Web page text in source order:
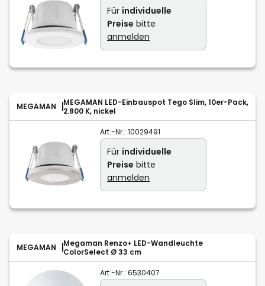
Für individuelle
Preise bitte
anmelden
MEGAMAN
MEGAMAN LED-Einbauspot Tego Slim, 10er-Pack,
2.800 K, nickel
Art.-Nr.: 10029491
Für individuelle
Preise bitte
anmelden
MEGAMAN
Megaman Renzo+ LED-Wandleuchte
ColorSelect Ø 33 cm
Art.-Nr.: 6530407